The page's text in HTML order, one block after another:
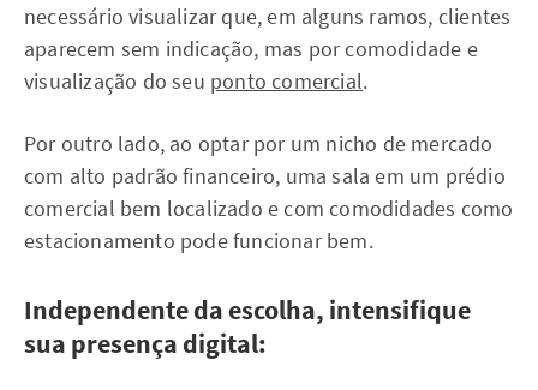
necessário visualizar que, em alguns ramos, clientes
aparecem sem indicação, mas por comodidade e
visualização do seu ponto comercial.
Por outro lado, ao optar por um nicho de mercado
com alto padrão financeiro, uma sala em um prédio
comercial bem localizado e com comodidades como
estacionamento pode funcionar bem.
Independente da escolha, intensifique
sua presença digital: